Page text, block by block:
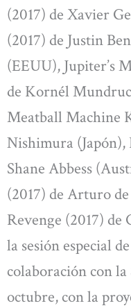
(2017) de Xavier
(2017) de Justin
(EEUU), Jupiter’s
de Kornél
Meatball Machine
Nishimura (Japón),
Shane Abbess
(2017) de Arturo
Revenge (2017)
la sesión especial
colaboración con
octubre, con la